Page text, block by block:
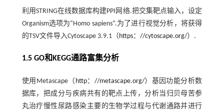
利用STRING在线数据库构建PPI网络.把交集靶点输入，设定
Organism选项为“Homo sapiens”.为了进行视觉分析，将获得
的TSV文件导入Cytoscape 3.9.1（ https：//cytoscape.org/）.
1.5 GO和KEGG通路富集分析
使用Metascape（ http：//metascape.org/）基因功能分析数
据库，把成分与疾病共有的靶点上传，分析当归贝母苦参
丸治疗慢性尿路感染主要的生物学过程与代谢通路并进行